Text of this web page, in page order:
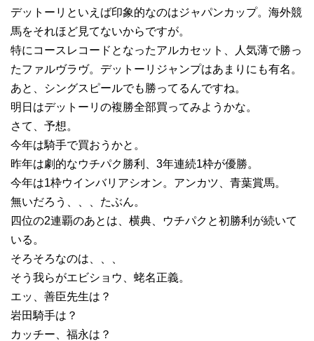
デットーリといえば印象的なのはジャパンカップ。海外競
馬をそれほど見てないからですが。
特にコースレコードとなったアルカセット、人気薄で勝っ
たファルヴラヴ。デットーリジャンプはあまりにも有名。
あと、シングスピールでも勝ってるんですね。
明日はデットーリの複勝全部買ってみようかな。
さて、予想。
今年は騎手で買おうかと。
昨年は劇的なウチパク勝利、3年連続1枠が優勝。
今年は1枠ウインバリアシオン。アンカツ、青葉賞馬。
無いだろう、、、たぶん。
四位の2連覇のあとは、横典、ウチパクと初勝利が続いて
いる。
そろそろなのは、、、
そう我らがエビショウ、蛯名正義。
エッ、善臣先生は？
岩田騎手は？
カッチー、福永は？